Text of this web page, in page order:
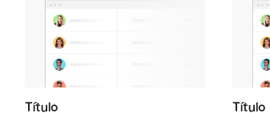
Título Título